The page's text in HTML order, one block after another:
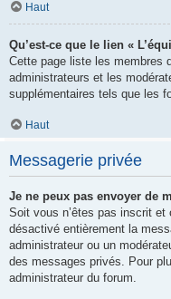
Haut
Qu’est-ce que le lien «
Cette page liste les membres
administrateurs et les
supplémentaires tels que les
Haut
Messagerie privée
Je ne peux pas envoyer de
Soit vous n’êtes pas inscrit
désactivé entièrement la
administrateur ou un
des messages privés. Pour
administrateur du forum.